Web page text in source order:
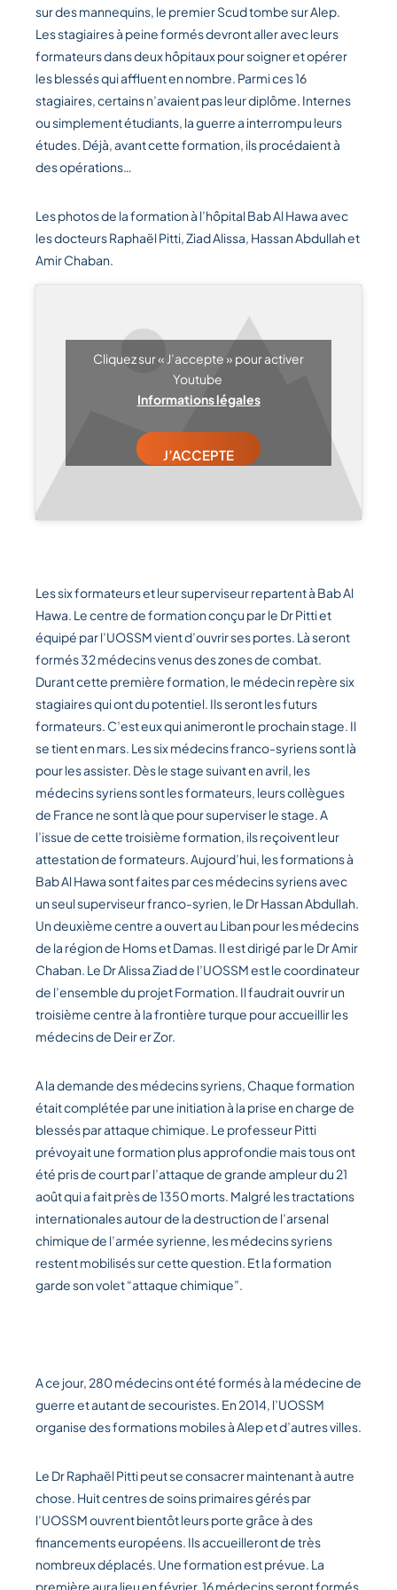
sur des mannequins, le premier Scud tombe sur Alep.
Les stagiaires à peine formés devront aller avec leurs
formateurs dans deux hôpitaux pour soigner et opérer
les blessés qui affluent en nombre. Parmi ces 16
stagiaires, certains n’avaient pas leur diplôme. Internes
ou simplement étudiants, la guerre a interrompu leurs
études. Déjà, avant cette formation, ils procédaient à
des opérations…
Les photos de la formation à l’hôpital Bab Al Hawa avec
les docteurs Raphaël Pitti, Ziad Alissa, Hassan Abdullah et
Amir Chaban.
Cliquez sur « J’accepte » pour activer
Youtube
Informations légales
J’ACCEPTE
Les six formateurs et leur superviseur repartent à Bab Al
Hawa. Le centre de formation conçu par le Dr Pitti et
équipé par l’UOSSM vient d’ouvrir ses portes. Là seront
formés 32 médecins venus des zones de combat.
Durant cette première formation, le médecin repère six
stagiaires qui ont du potentiel. Ils seront les futurs
formateurs. C’est eux qui animeront le prochain stage. Il
se tient en mars. Les six médecins franco-syriens sont là
pour les assister. Dès le stage suivant en avril, les
médecins syriens sont les formateurs, leurs collègues
de France ne sont là que pour superviser le stage. A
l’issue de cette troisième formation, ils reçoivent leur
attestation de formateurs. Aujourd’hui, les formations à
Bab Al Hawa sont faites par ces médecins syriens avec
un seul superviseur franco-syrien, le Dr Hassan Abdullah.
Un deuxième centre a ouvert au Liban pour les médecins
de la région de Homs et Damas. Il est dirigé par le Dr Amir
Chaban. Le Dr Alissa Ziad de l’UOSSM est le coordinateur
de l’ensemble du projet Formation. Il faudrait ouvrir un
troisième centre à la frontière turque pour accueillir les
médecins de Deir er Zor.
A la demande des médecins syriens, Chaque formation
était complétée par une initiation à la prise en charge de
blessés par attaque chimique. Le professeur Pitti
prévoyait une formation plus approfondie mais tous ont
été pris de court par l’attaque de grande ampleur du 21
août qui a fait près de 1350 morts. Malgré les tractations
internationales autour de la destruction de l’arsenal
chimique de l’armée syrienne, les médecins syriens
restent mobilisés sur cette question. Et la formation
garde son volet “attaque chimique”.
A ce jour, 280 médecins ont été formés à la médecine de
guerre et autant de secouristes. En 2014, l’UOSSM
organise des formations mobiles à Alep et d’autres villes.
Le Dr Raphaël Pitti peut se consacrer maintenant à autre
chose. Huit centres de soins primaires gérés par
l’UOSSM ouvrent bientôt leurs porte grâce à des
financements européens. Ils accueilleront de très
nombreux déplacés. Une formation est prévue. La
première aura lieu en février. 16 médecins seront formés